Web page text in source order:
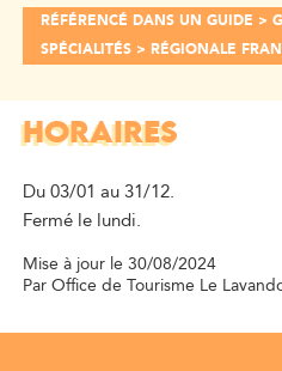
RÉFÉRENCÉ DANS UN GUIDE >
SPÉCIALITÉS > RÉGIONALE
HORAIRES
Du 03/01 au 31/12.
Fermé le lundi.
Mise à jour le 30/08/2024
Par Office de Tourisme Le